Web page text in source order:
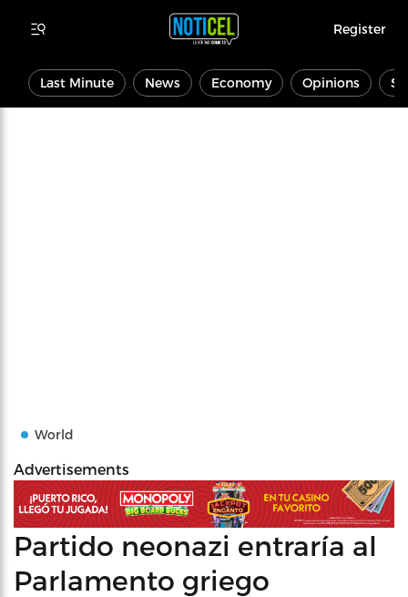
Register
Last Minute News Economy Opinions
World
Advertisements
Partido neonazi entraría al
Parlamento griego